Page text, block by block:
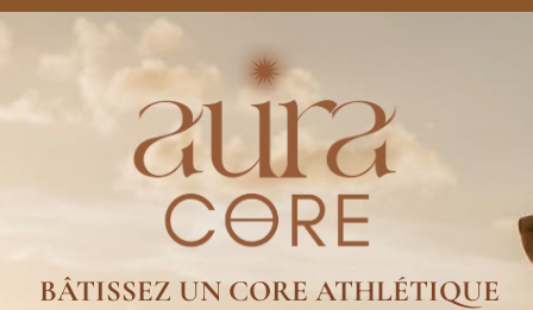
BÂTISSEZ UN CORE ATHLÉTIQUE